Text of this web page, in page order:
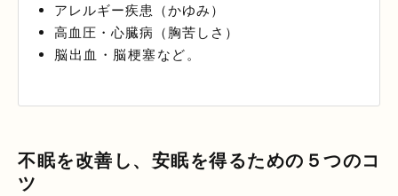
アレルギー疾患（かゆみ）
高血圧・心臓病（胸苦しさ）
脳出血・脳梗塞など。
不眠を改善し、安眠を得るための５つのコ
ツ